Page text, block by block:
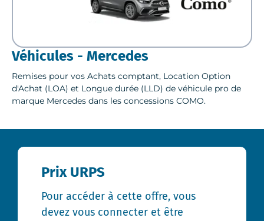
Véhicules - Mercedes
Remises pour vos Achats comptant, Location Option
d'Achat (LOA) et Longue durée (LLD) de véhicule pro de
marque Mercedes dans les concessions COMO.
Prix URPS
Pour accéder à cette offre, vous
devez vous connecter et être